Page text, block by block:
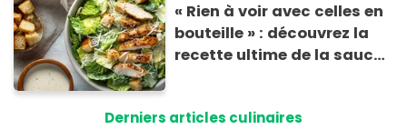
« Rien à voir avec celles en
bouteille » : découvrez la
recette ultime de la sauce
Derniers articles culinaires